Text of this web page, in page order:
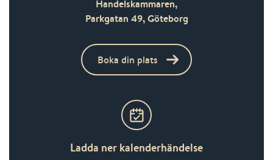
Handelskammaren,
Parkgatan 49, Göteborg
Boka din plats
Ladda ner kalenderhändelse